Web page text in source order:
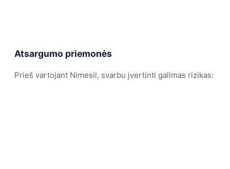
Atsargumo priemonės
Prieš vartojant Nimesil, svarbu įvertinti galimas rizikas: